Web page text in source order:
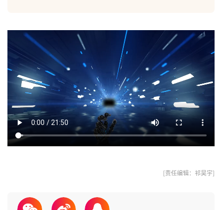
[责任编辑：祁昊宇]